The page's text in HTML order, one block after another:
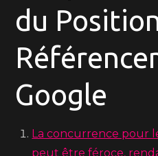
du
Google
La concurrence pour
peut être féroce,